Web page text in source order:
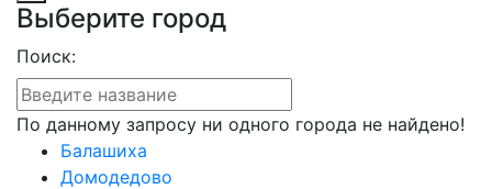
Выберите город
Поиск:
По данному запросу ни одного города не найдено!
Балашиха
Домодедово